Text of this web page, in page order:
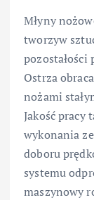
Młyny
tworzyw
Ostrza
nożami
Jakość pracy
wykonania
doboru
systemu
maszynowy